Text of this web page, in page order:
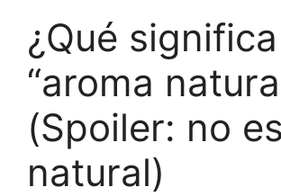
¿Qué significa
“aroma
(Spoiler: no
natural)